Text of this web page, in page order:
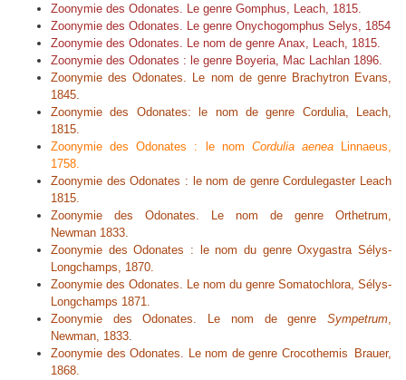
Zoonymie des Odonates. Le genre Gomphus, Leach, 1815.
Zoonymie des Odonates. Le genre Onychogomphus Selys, 1854
Zoonymie des Odonates. Le nom de genre Anax, Leach, 1815.
Zoonymie des Odonates : le genre Boyeria, Mac Lachlan 1896.
Zoonymie des Odonates. Le nom de genreBrachytron Evans,
1845.
Zoonymie des Odonates: le nom de genre Cordulia, Leach,
1815.
Zoonymie des Odonates : le nom Cordulia aeneaLinnaeus,
1758.
Zoonymie des Odonates : le nom de genreCordulegasterLeach
1815.
Zoonymie des Odonates. Le nom de genre Orthetrum,
Newman 1833.
Zoonymie des Odonates : le nom du genreOxygastraSélys-
Longchamps, 1870.
Zoonymie des Odonates. Le nom du genre Somatochlora, Sélys-
Longchamps 1871.
Zoonymie des Odonates. Le nom de genre Sympetrum,
Newman, 1833.
Zoonymie des Odonates. Le nom de genre Crocothemis
Brauer,
1868.